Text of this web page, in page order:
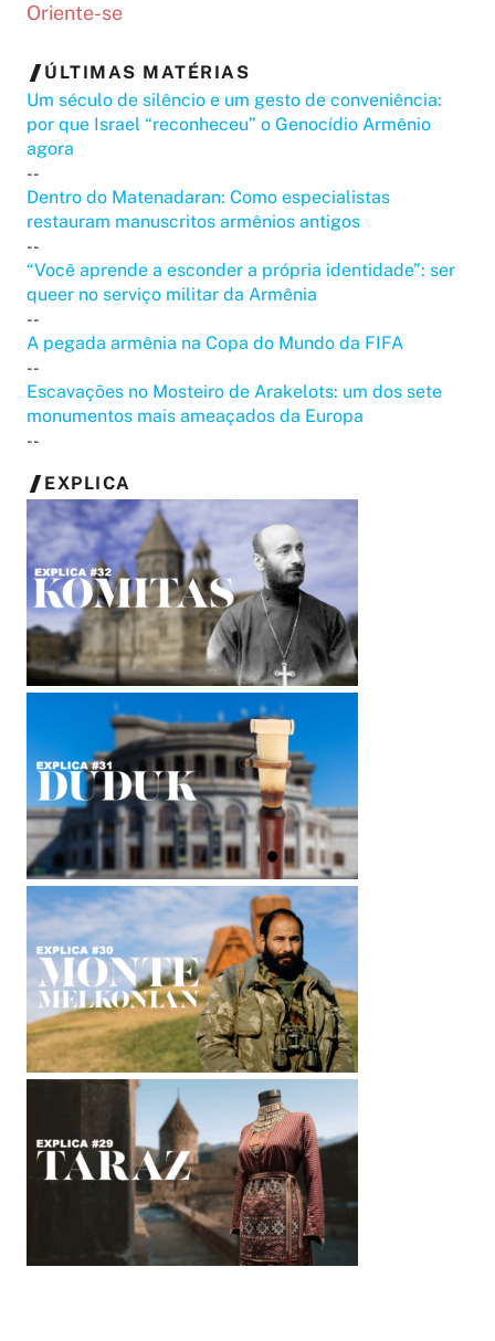
Oriente-se
ÚLTIMAS MATÉRIAS
Um século de silêncio e um gesto de conveniência:
por que Israel “reconheceu” o Genocídio Armênio
agora
--
Dentro do Matenadaran: Como especialistas
restauram manuscritos armênios antigos
--
“Você aprende a esconder a própria identidade”: ser
queer no serviço militar da Armênia
--
A pegada armênia na Copa do Mundo da FIFA
--
Escavações no Mosteiro de Arakelots: um dos sete
monumentos mais ameaçados da Europa
--
EXPLICA